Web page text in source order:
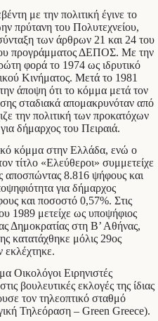
με την πολιτική έγινε το
πρύτανη του Πολυτεχνείου,
των άρθρων 21 και 24 του
προγράμματος ΔΕΠΟΣ. Με την
φορά το 1974 ως ιδρυτικό
Κινήματος. Μετά το 1981
άποψη ότι το κόμμα μετά τον
σταδιακά απομακρυνόταν από
την πολιτική των προκατόχων
δήμαρχος του Πειραιά.
κόμμα στην Ελλάδα, ενώ ο
τίτλο «Ελεύθεροι» συμμετείχε
αποσπώντας 8.816 ψήφους και
για δήμαρχος
και ποσοστό 0,57%. Στις
1989 μετείχε ως υποψήφιος
Δημοκρατίας στη Β’ Αθήνας,
κατατάχθηκε μόλις 29ος
εκλέχτηκε.
Οικολόγοι Ειρηνιστές
βουλευτικές εκλογές της ίδιας
τον τηλεοπτικό σταθμό
Τηλεόραση – Green Greece).